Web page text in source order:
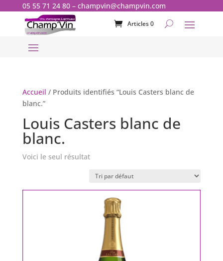
05 55 71 24 80– champvin@champvin.com
Articles 0
Accueil / Produits identifiés “Louis Casters blanc de
blanc.”
Louis Casters blanc de
blanc.
Voici le seul résultat